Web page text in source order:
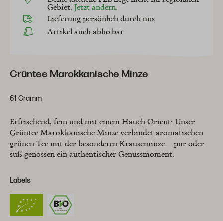
Grüntee Marokkanische Minze
61 Gramm
Erfrischend, fein und mit einem Hauch Orient: Unser
Grüntee Marokkanische Minze verbindet aromatischen
grünen Tee mit der besonderen Krauseminze – pur oder
süß genossen ein authentischer Genussmoment.
Labels
Gebiet. Jetzt ändern.
Lieferung persönlich durch uns
Artikel auch abholbar